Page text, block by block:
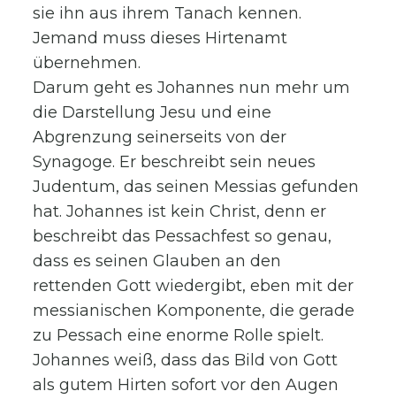
sie ihn aus ihrem Tanach kennen.
Jemand muss dieses Hirtenamt
übernehmen.
Darum geht es Johannes nun mehr um
die Darstellung Jesu und eine
Abgrenzung seinerseits von der
Synagoge. Er beschreibt sein neues
Judentum, das seinen Messias gefunden
hat. Johannes ist kein Christ, denn er
beschreibt das Pessachfest so genau,
dass es seinen Glauben an den
rettenden Gott wiedergibt, eben mit der
messianischen Komponente, die gerade
zu Pessach eine enorme Rolle spielt.
Johannes weiß, dass das Bild von Gott
als gutem Hirten sofort vor den Augen